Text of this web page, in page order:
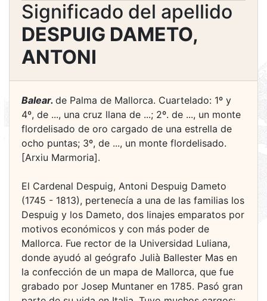
Significado del apellido
DESPUIG DAMETO,
ANTONI
Balear. de Palma de Mallorca. Cuartelado: 1º y
4º, de ..., una cruz llana de ...; 2º. de ..., un monte
flordelisado de oro cargado de una estrella de
ocho puntas; 3º, de ..., un monte flordelisado.
[Arxiu Marmoria].
El Cardenal Despuig, Antoni Despuig Dameto
(1745 - 1813), pertenecía a una de las familias los
Despuig y los Dameto, dos linajes emparatos por
motivos económicos y con más poder de
Mallorca. Fue rector de la Universidad Luliana,
donde ayudó al geógrafo Julià Ballester Mas en
la confección de un mapa de Mallorca, que fue
grabado por Josep Muntaner en 1785. Pasó gran